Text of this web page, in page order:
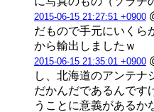
2015-06-15 21:27:51 +0900
だもので手元にいくら
から輸出しましたｗ
2015-06-15 21:35:01 +0900
し、北海道のアンテナ
だかんだであるんです
うことに意義があるか